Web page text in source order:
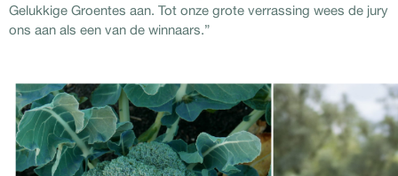
Gelukkige Groentes aan. Tot onze grote verrassing wees de jury
ons aan als een van de winnaars.”